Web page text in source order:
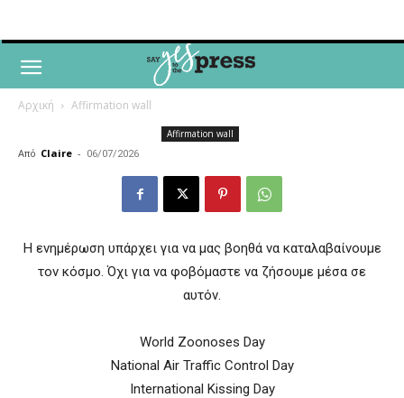
Αρχική Affirmation wall
Affirmation wall
Από Claire - 06/07/2026
Η ενημέρωση υπάρχει για να μας βοηθά να καταλαβαίνουμε
τον κόσμο. Όχι για να φοβόμαστε να ζήσουμε μέσα σε
αυτόν.
World Zoonoses Day
National Air Traffic Control Day
International Kissing Day